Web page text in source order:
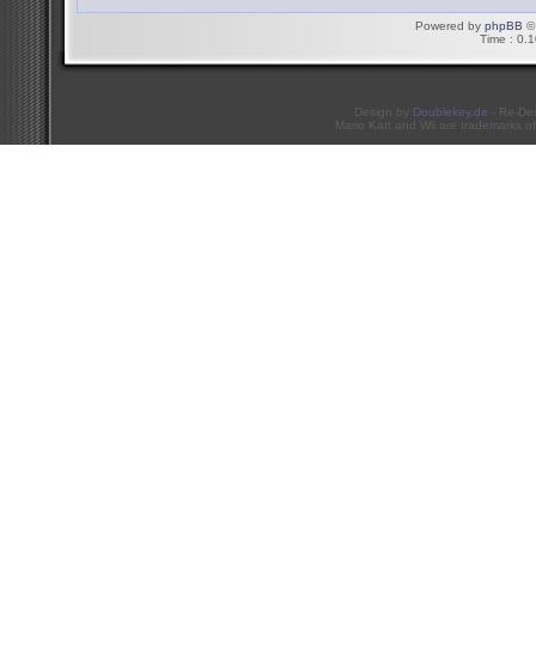
Powered by phpBB ©
Time :
Design by Doublekey.de - Re-
Mario Kart and Wii are trademarks